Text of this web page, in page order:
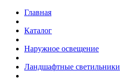
Главная
Каталог
Наружное освещение
Ландшафтные светильники